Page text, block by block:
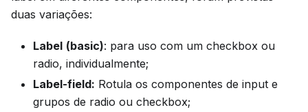
duas variações:
Label (basic): para uso com um checkbox ou
radio, individualmente;
Label-field: Rotula os componentes de input e
grupos de radio ou checkbox;